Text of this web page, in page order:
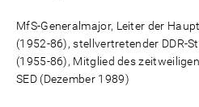
MfS-Generalmajor, Leiter der
(1952-86), stellvertretender DDR-
(1955-86), Mitglied des
SED (Dezember 1989)